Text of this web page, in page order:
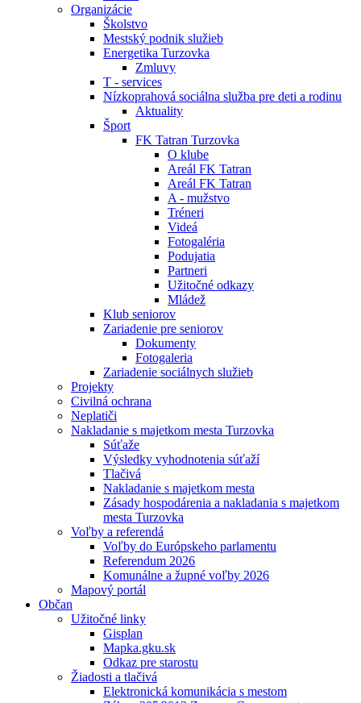
Organizácie
Školstvo
Mestský podnik služieb
Energetika Turzovka
Zmluvy
T - services
Nízkoprahová sociálna služba pre deti a rodinu
Aktuality
Šport
FK Tatran Turzovka
O klube
Areál FK Tatran
Areál FK Tatran
A - mužstvo
Tréneri
Videá
Fotogaléria
Podujatia
Partneri
Užitočné odkazy
Mládež
Klub seniorov
Zariadenie pre seniorov
Dokumenty
Fotogaleria
Zariadenie sociálnych služieb
Projekty
Civilná ochrana
Neplatiči
Nakladanie s majetkom mesta Turzovka
Súťaže
Výsledky vyhodnotenia súťaží
Tlačivá
Nakladanie s majetkom mesta
Zásady hospodárenia a nakladania s majetkom
mesta Turzovka
Voľby a referendá
Voľby do Európskeho parlamentu
Referendum 2026
Komunálne a župné voľby 2026
Mapový portál
Občan
Užitočné linky
Gisplan
Mapka.gku.sk
Odkaz pre starostu
Žiadosti a tlačivá
Elektronická komunikácia s mestom